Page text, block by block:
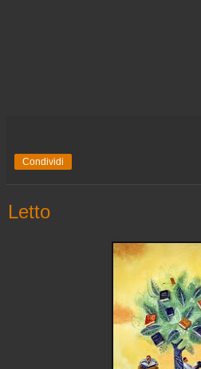
Condividi
Letto